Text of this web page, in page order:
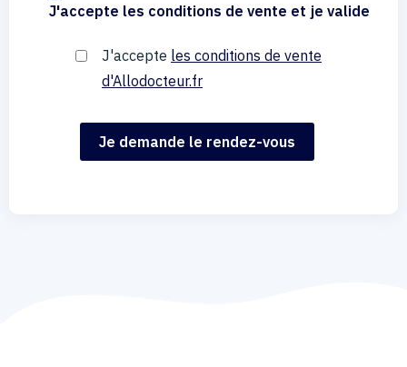
J'accepte les conditions de vente et je valide
J'accepte les conditions de vente
d'Allodocteur.fr